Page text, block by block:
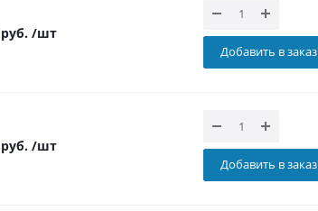
руб. /шт
Добавить в заказ
руб. /шт
Добавить в заказ